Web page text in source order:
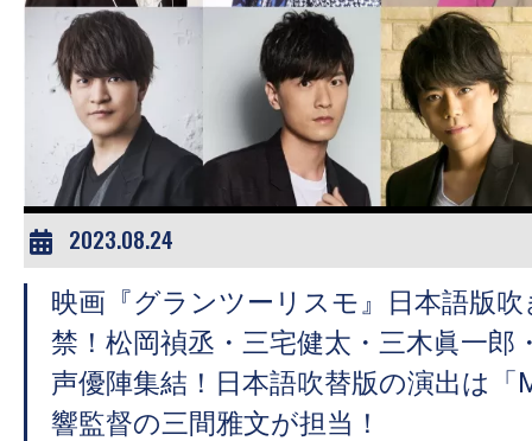
2023.08.24
映画『グランツーリスモ』日本語版
禁！松岡禎丞・三宅健太・三木眞一郎
声優陣集結！日本語吹替版の演出は「
響監督の三間雅文が担当！